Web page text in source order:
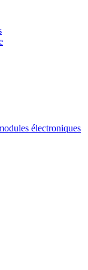
électroniques